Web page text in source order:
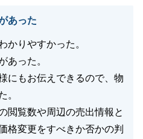
あった
かりやすかった。
あった。
にもお伝えできるので、物
。
閲覧数や周辺の売出情報と
格変更をすべきか否かの判